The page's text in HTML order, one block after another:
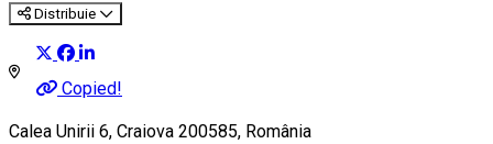
Distribuie
Copied!
Calea Unirii 6, Craiova 200585, România